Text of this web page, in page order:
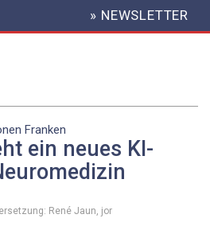
HEADER
MENU
» NEWSLETTER
Franken
ein neues KI-
René Jaun, jor